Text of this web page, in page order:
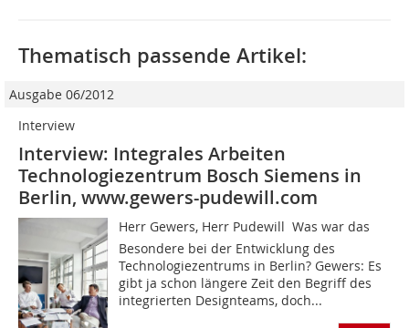
Thematisch passende Artikel:
Ausgabe 06/2012
Interview
Interview: Integrales Arbeiten
Technologiezentrum Bosch Siemens in
Berlin, www.gewers-pudewill.com
Herr Gewers, Herr Pudewill  Was war das
Besondere bei der Entwicklung des
Technologiezentrums in Berlin? Gewers: Es
gibt ja schon längere Zeit den Begriff des
integrierten Designteams, doch...